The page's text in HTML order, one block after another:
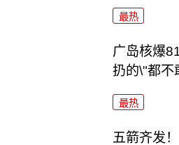
最热
广岛核爆
扔的\"都不
最热
五箭齐发